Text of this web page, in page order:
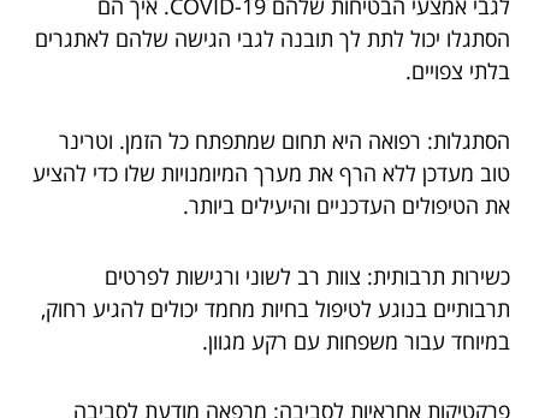
לגבי אמצעי הבטיחות שלהם COVID-19. איך הם
הסתגלו יכול לתת לך תובנה לגבי הגישה שלהם לאתגרים
בלתי צפויים.
הסתגלות: רפואה היא תחום שמתפתח כל הזמן. וטרינר
טוב מעדכן ללא הרף את מערך המיומנויות שלו כדי להציע
את הטיפולים העדכניים והיעילים ביותר.
כשירות תרבותית: צוות רב לשוני ורגישות לפרטים
תרבותיים בנוגע לטיפול בחיות מחמד יכולים להגיע רחוק,
במיוחד עבור משפחות עם רקע מגוון.
פרקטיקות אחראיות לסביבה: מרפאה מודעת לסביבה